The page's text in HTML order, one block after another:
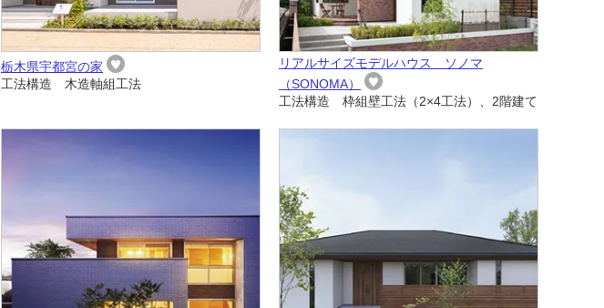
栃木県宇都宮の家
工法構造 木造軸組工法
リアルサイズモデルハウス ソノマ
（SONOMA）
工法構造 枠組壁工法（2×4工法）、2階建て